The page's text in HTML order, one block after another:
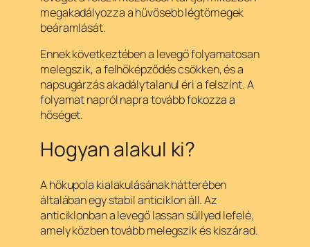
megakadályozza a hűvösebb légtömegek
beáramlását.
Ennek következtében a levegő folyamatosan
melegszik, a felhőképződés csökken, és a
napsugárzás akadálytalanul éri a felszínt. A
folyamat napról napra tovább fokozza a
hőséget.
Hogyan alakul ki?
A hőkupola kialakulásának hátterében
általában egy stabil anticiklon áll. Az
anticiklonban a levegő lassan süllyed lefelé,
amely közben tovább melegszik és kiszárad.